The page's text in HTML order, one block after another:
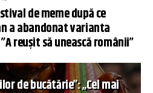
de meme după ce
a abandonat varianta
reușit să unească românii”
de bucătărie”: „Cel mai